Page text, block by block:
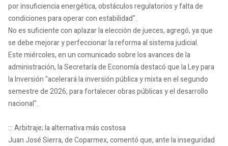
por insuficiencia energética, obstáculos regulatorios y falta de
condiciones para operar con estabilidad".
No es suficiente con aplazar la elección de jueces, agregó, ya que
se debe mejorar y perfeccionar la reforma al sistema judicial.
Este miércoles, en un comunicado sobre los avances de la
administración, la Secretaría de Economía destacó que la Ley para
la Inversión "acelerará la inversión pública y mixta en el segundo
semestre de 2026, para fortalecer obras públicas y el desarrollo
nacional".
::: Arbitraje; la alternativa más costosa
Juan José Sierra, de Coparmex, comentó que, ante la inseguridad